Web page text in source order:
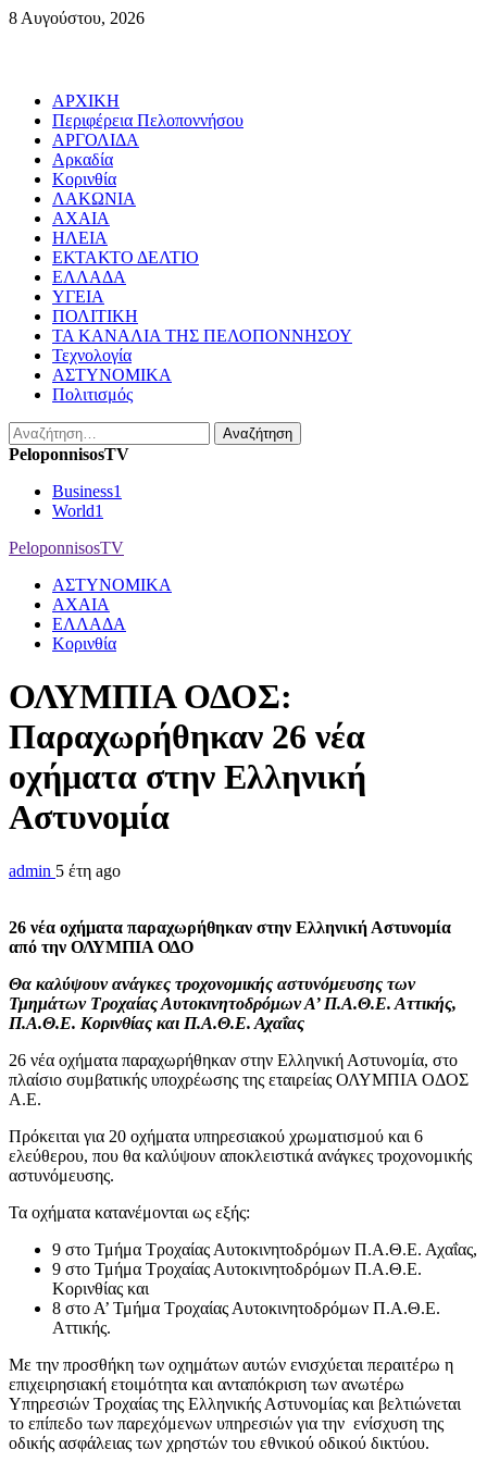
Skip
8 Αυγούστου, 2026
Primary
Menu
ΑΡΧΙΚΗ
Περιφέρεια Πελοποννήσου
ΑΡΓΟΛΙΔΑ
Αρκαδία
Κορινθία
ΛΑΚΩΝΙΑ
ΑΧΑΙΑ
ΗΛΕΙΑ
ΕΚΤΑΚΤΟ ΔΕΛΤΙΟ
ΕΛΛΑΔΑ
ΥΓΕΙΑ
ΠΟΛΙΤΙΚΗ
ΤΑ ΚΑΝΑΛΙΑ ΤΗΣ ΠΕΛΟΠΟΝΝΗΣΟΥ
Τεχνολογία
ΑΣΤΥΝΟΜΙΚΑ
Πολιτισμός
Αναζήτηση
για:
PeloponnisosTV
Business1
World1
PeloponnisosTV
ΑΣΤΥΝΟΜΙΚΑ
ΑΧΑΙΑ
ΕΛΛΑΔΑ
Κορινθία
ΟΛΥΜΠΙΑ ΟΔΟΣ:
Παραχωρήθηκαν 26 νέα
οχήματα στην Ελληνική
Αστυνομία
admin 5 έτη ago
26 νέα οχήματα παραχωρήθηκαν στην Ελληνική Αστυνομία
από την ΟΛΥΜΠΙΑ ΟΔΟ
Θα καλύψουν ανάγκες τροχονομικής αστυνόμευσης των
Τμημάτων Τροχαίας Αυτοκινητοδρόμων Α’ Π.Α.Θ.Ε. Αττικής,
Π.Α.Θ.Ε. Κορινθίας και Π.Α.Θ.Ε. Αχαΐας
26 νέα οχήματα παραχωρήθηκαν στην Ελληνική Αστυνομία, στο
πλαίσιο συμβατικής υποχρέωσης της εταιρείας ΟΛΥΜΠΙΑ ΟΔΟΣ
Α.Ε.
Πρόκειται για 20 οχήματα υπηρεσιακού χρωματισμού και 6
ελεύθερου, που θα καλύψουν αποκλειστικά ανάγκες τροχονομικής
αστυνόμευσης.
Τα οχήματα κατανέμονται ως εξής:
9 στο Τμήμα Τροχαίας Αυτοκινητοδρόμων Π.Α.Θ.Ε. Αχαΐας,
9 στο Τμήμα Τροχαίας Αυτοκινητοδρόμων Π.Α.Θ.Ε.
Κορινθίας και
8 στο Α’ Τμήμα Τροχαίας Αυτοκινητοδρόμων Π.Α.Θ.Ε.
Αττικής.
Με την προσθήκη των οχημάτων αυτών ενισχύεται περαιτέρω η
επιχειρησιακή ετοιμότητα και ανταπόκριση των ανωτέρω
Υπηρεσιών Τροχαίας της Ελληνικής Αστυνομίας και βελτιώνεται
το επίπεδο των παρεχόμενων υπηρεσιών για την ενίσχυση της
οδικής ασφάλειας των χρηστών του εθνικού οδικού δικτύου.